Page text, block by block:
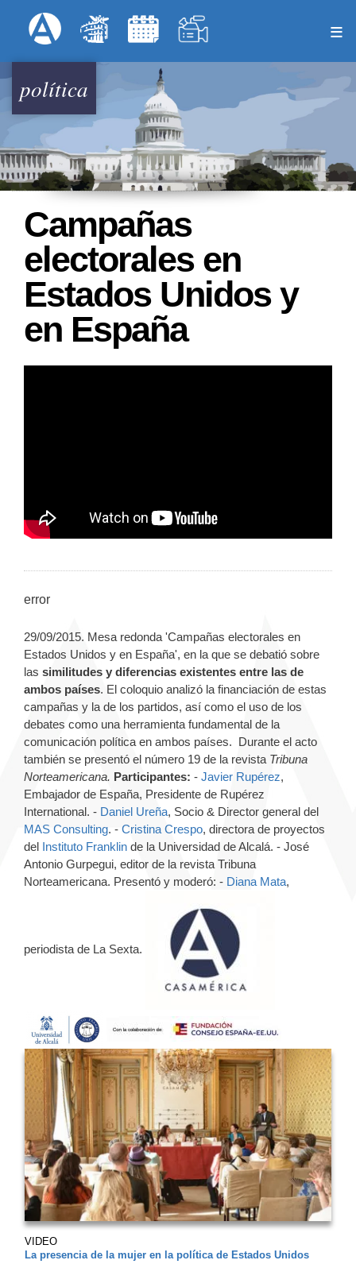
al
Menú Superior
política
Campañas
electorales en
Estados Unidos y
en España
error
29/09/2015. Mesa redonda 'Campañas electorales en
Estados Unidos y en España', en la que se debatió sobre
las similitudes y diferencias existentes entre las de
ambos países. El coloquio analizó la financiación de estas
campañas y la de los partidos, así como el uso de los
debates como una herramienta fundamental de la
comunicación política en ambos países. Durante el acto
también se presentó el número 19 de la revista Tribuna
Norteamericana. Participantes: - Javier Rupérez,
Embajador de España, Presidente de Rupérez
International. - Daniel Ureña, Socio & Director general del
MAS Consulting. - Cristina Crespo, directora de proyectos
del Instituto Franklin de la Universidad de Alcalá. - José
Antonio Gurpegui, editor de la revista Tribuna
Norteamericana. Presentó y moderó: - Diana Mata,
periodista de La Sexta.
VIDEO
La presencia de la mujer en la política de Estados Unidos